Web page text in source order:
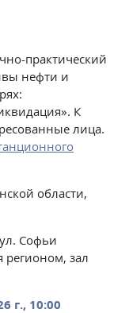
практический
нефти и
К
лица.
области,
Софьи
регионом, зал
г., 10:00